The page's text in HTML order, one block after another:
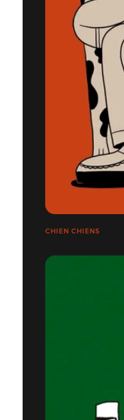
CHIEN CHIENS